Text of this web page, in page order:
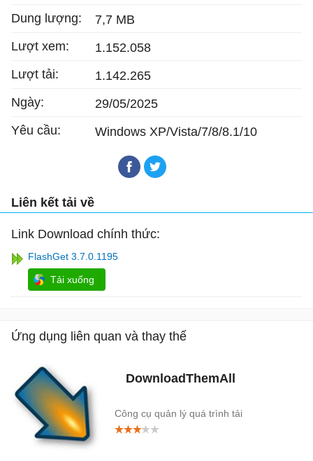
Dung lượng:
7,7 MB
Lượt xem:
1.152.058
Lượt tải:
1.142.265
Ngày:
29/05/2025
Yêu cầu:
Windows XP/Vista/7/8/8.1/10
Liên kết tải về
Link Download chính thức:
FlashGet 3.7.0.1195
Tải xuống
Ứng dụng liên quan và thay thế
DownloadThemAll
Công cụ quản lý quá trình tải